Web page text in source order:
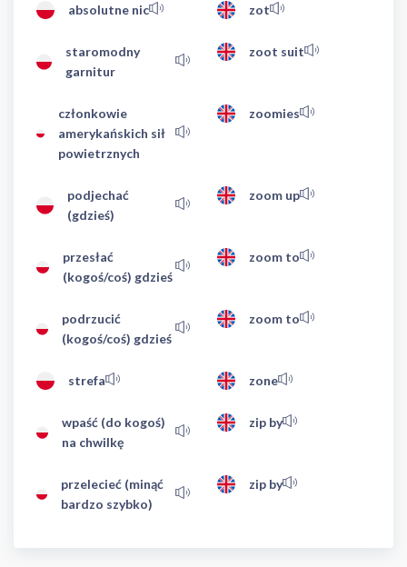
absolutne nic zot
staromodny
garnitur
zoot suit
członkowie
amerykańskich sił
powietrznych
zoomies
podjechać
(gdzieś)
zoom up
przesłać
(kogoś/coś) gdzieś
zoom to
podrzucić
(kogoś/coś) gdzieś
zoom to
strefa zone
wpaść (do kogoś)
na chwilkę
zip by
przelecieć (minąć
bardzo szybko)
zip by